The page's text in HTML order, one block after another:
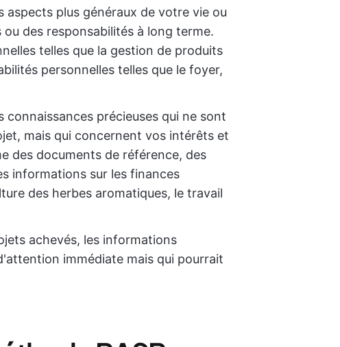
aspects plus généraux de votre vie ou
des responsabilités à long terme.
telles que la gestion de produits
personnelles telles que le foyer,
précieuses qui ne sont
mais qui concernent vos intérêts et
des documents de référence, des
informations sur les finances
des herbes aromatiques, le travail
achevés, les informations
immédiate mais qui pourrait